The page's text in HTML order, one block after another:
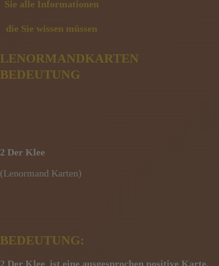
LENORMANDKARTEN
BEDEUTUNG
2 Der Klee
(Lenormand Karten)
BEDEUTUNG:
2 Der Klee ist eine ausgesprochen positive Karte.